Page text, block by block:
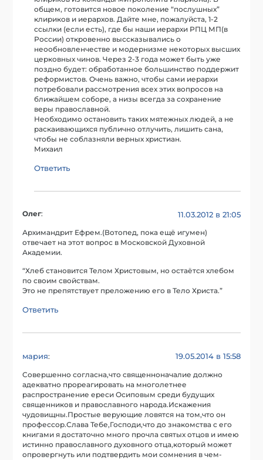
общем, готовится новое поколение “послушных”
клириков и иерархов. Дайте мне, пожалуйста, 1-2
ссылки (если есть), где бы наши иерархи РПЦ МП(в
России) откровенно выссказывались о
неообновленчестве и модернизме некоторых высших
церковных чинов. Через 2-3 года может быть уже
поздно будет: обработанное большинство поддержит
реформистов. Очень важно, чтобы сами иерархи
потребовали рассмотрения всех этих вопросов на
ближайшем соборе, а низы всегда за сохранение
веры православной.
Необходимо остановить таких мятежных людей, а не
раскаивающихся публично отлучить, лишить сана,
чтобы не соблазняли верных христиан.
Михаил
Ответить
Олег: 11.03.2012 в 21:05
Архимандрит Ефрем.(Вотопед, пока ещё игумен)
отвечает на этот вопрос в Московской Духовной
Академии.
“Хлеб становится Телом Христовым, но остаётся хлебом
по своим свойствам.
Это не препятствует преложению его в Тело Христа.”
Ответить
мария: 19.05.2014 в 15:58
Совершенно согласна,что священноначалие должно
адекватно прореагировать на многолетнее
распространение ереси Осиповым среди будущих
священников и православного народа.Искажения
чудовищны.Простые верующие ловятся на том,что он
профессор.Слава Тебе,Господи,что до знакомства с его
книгами я достаточно много прочла святых отцов и имею
истинно православного духовного отца,который может
опровергнуть или подтвердить мои сомнения в чем-